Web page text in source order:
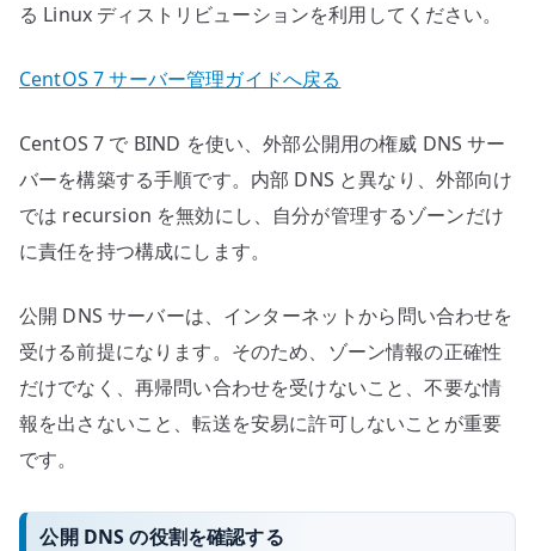
る Linux ディストリビューションを利用してください。
CentOS 7 サーバー管理ガイドへ戻る
CentOS 7 で BIND を使い、外部公開用の権威 DNS サー
バーを構築する手順です。内部 DNS と異なり、外部向け
では recursion を無効にし、自分が管理するゾーンだけ
に責任を持つ構成にします。
公開 DNS サーバーは、インターネットから問い合わせを
受ける前提になります。そのため、ゾーン情報の正確性
だけでなく、再帰問い合わせを受けないこと、不要な情
報を出さないこと、転送を安易に許可しないことが重要
です。
公開 DNS の役割を確認する